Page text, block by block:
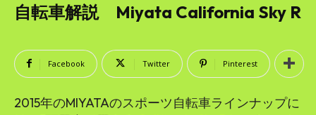
自転車解説 Miyata California Sky R
Facebook Twitter Pinterest
2015年のMIYATAのスポーツ自転車ラインナップに